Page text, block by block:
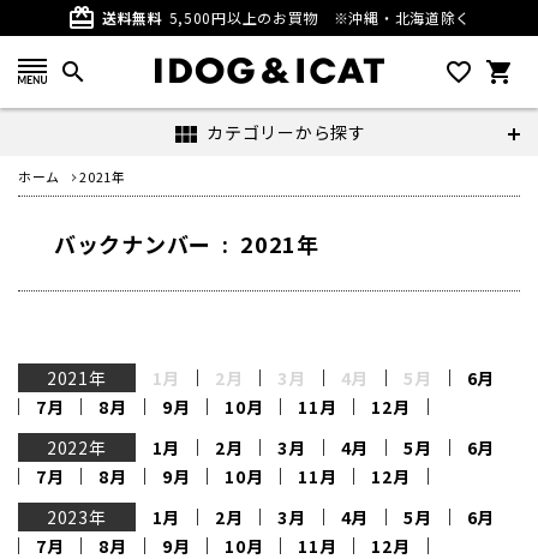
card_giftcard 送料無料 5,500円以上のお買物 ※沖縄・北海道除く
search favorite_outline shopping_cart
view_module カテゴリーから探す
ホーム 2021年
バックナンバー : 2021年
2021年 1月 2月 3月 4月 5月
6月
7月
8月 9月 10月 11月
12月
2022年
1月 2月 3月 4月 5月
6月
7月
8月 9月 10月 11月
12月
2023年
1月 2月 3月 4月 5月
6月
7月
8月 9月 10月 11月
12月